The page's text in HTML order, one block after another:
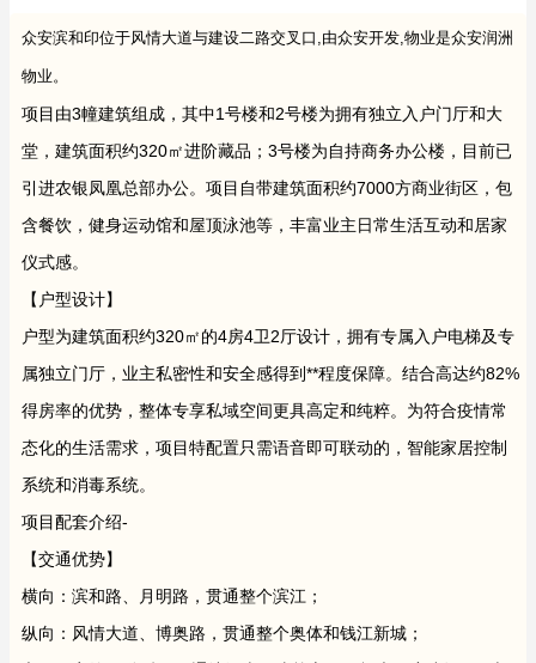
众安滨和印位于风情大道与建设二路交叉口,由众安开发,物业是众安润洲
物业。
项目由3幢建筑组成，其中1号楼和2号楼为拥有独立入户门厅和大
堂，建筑面积约320㎡进阶藏品；3号楼为自持商务办公楼，目前已
引进农银凤凰总部办公。项目自带建筑面积约7000方商业街区，包
含餐饮，健身运动馆和屋顶泳池等，丰富业主日常生活互动和居家
仪式感。
【户型设计】
户型为建筑面积约320㎡的4房4卫2厅设计，拥有专属入户电梯及专
属独立门厅，业主私密性和安全感得到**程度保障。结合高达约82%
得房率的优势，整体专享私域空间更具高定和纯粹。为符合疫情常
态化的生活需求，项目特配置只需语音即可联动的，智能家居控制
系统和消毒系统。
项目配套介绍-
【交通优势】
横向：滨和路、月明路，贯通整个滨江；
纵向：风情大道、博奥路，贯通整个奥体和钱江新城；